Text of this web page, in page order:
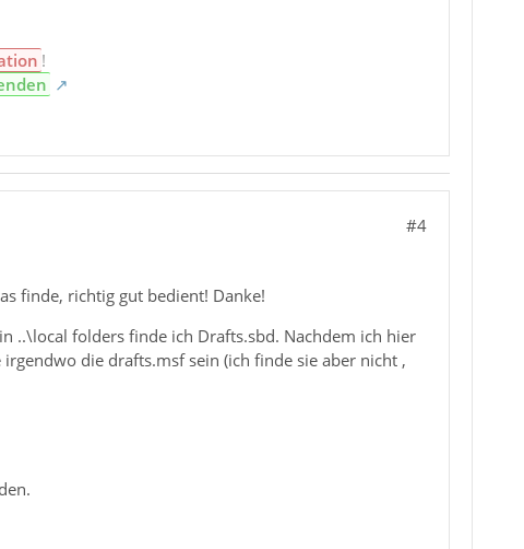
!
#4
finde, richtig gut bedient! Danke!
..\local folders finde ich Drafts.sbd. Nachdem ich hier
die drafts.msf sein (ich finde sie aber nicht ,